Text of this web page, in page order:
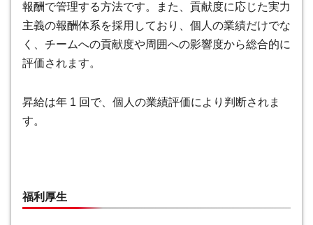
報酬で管理する方法です。また、貢献度に応じた実力
主義の報酬体系を採用しており、個人の業績だけでな
く、チームへの貢献度や周囲への影響度から総合的に
評価されます。
昇給は年 1 回で、個人の業績評価により判断されま
す。
福利厚生